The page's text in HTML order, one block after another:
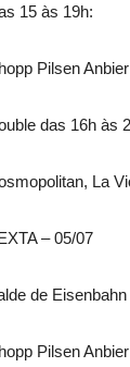
15 às 19h:
Pilsen
das 16h às
La
– 05/07
de
Pilsen